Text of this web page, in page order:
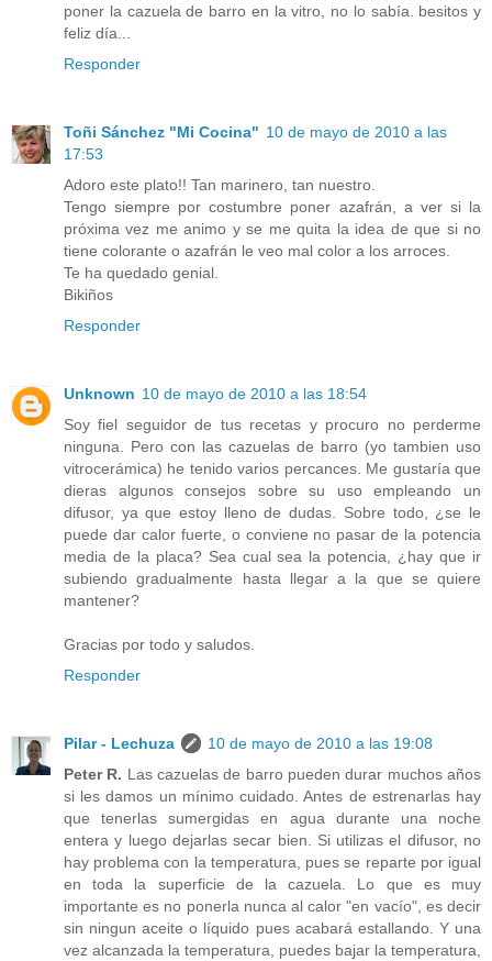
poner la cazuela de barro en la vitro, no lo sabía. besitos y
feliz día...
Responder
Toñi Sánchez "Mi Cocina" 10 de mayo de 2010 a las
17:53
Adoro este plato!! Tan marinero, tan nuestro.
Tengo siempre por costumbre poner azafrán, a ver si la
próxima vez me animo y se me quita la idea de que si no
tiene colorante o azafrán le veo mal color a los arroces.
Te ha quedado genial.
Bikiños
Responder
Unknown 10 de mayo de 2010 a las 18:54
Soy fiel seguidor de tus recetas y procuro no perderme
ninguna. Pero con las cazuelas de barro (yo tambien uso
vitrocerámica) he tenido varios percances. Me gustaría que
dieras algunos consejos sobre su uso empleando un
difusor, ya que estoy lleno de dudas. Sobre todo, ¿se le
puede dar calor fuerte, o conviene no pasar de la potencia
media de la placa? Sea cual sea la potencia, ¿hay que ir
subiendo gradualmente hasta llegar a la que se quiere
mantener?
Gracias por todo y saludos.
Responder
Pilar - Lechuza
10 de mayo de 2010 a las 19:08
Peter R. Las cazuelas de barro pueden durar muchos años
si les damos un mínimo cuidado. Antes de estrenarlas hay
que tenerlas sumergidas en agua durante una noche
entera y luego dejarlas secar bien. Si utilizas el difusor, no
hay problema con la temperatura, pues se reparte por igual
en toda la superficie de la cazuela. Lo que es muy
importante es no ponerla nunca al calor "en vacío", es decir
sin ningun aceite o líquido pues acabará estallando. Y una
vez alcanzada la temperatura, puedes bajar la temperatura,